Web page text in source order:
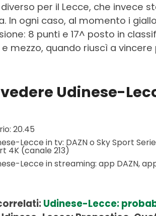
per il Lecce, che invece
In ogni caso, al momento i
8 punti e 17^ posto in
mezzo, quando riuscì a vincere
Udinese-
20.45
Lecce in tv: DAZN o Sky Sport
4K (canale 213)
Lecce in streaming: app DAZN,
Udinese-Lecce: